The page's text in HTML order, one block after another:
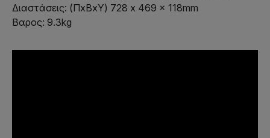
Διαστάσεις: (ΠxΒxΥ) 728 x 469 x 118mm
Βαρος: 9.3kg